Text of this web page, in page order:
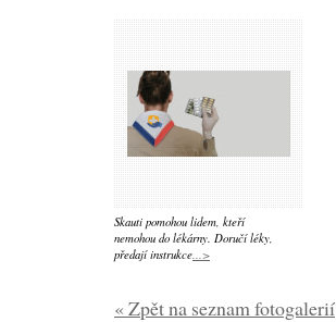
Skauti pomohou lidem, kteří
nemohou do lékárny. Doručí léky,
předají instrukce...>
« Zpět na seznam fotogalerií